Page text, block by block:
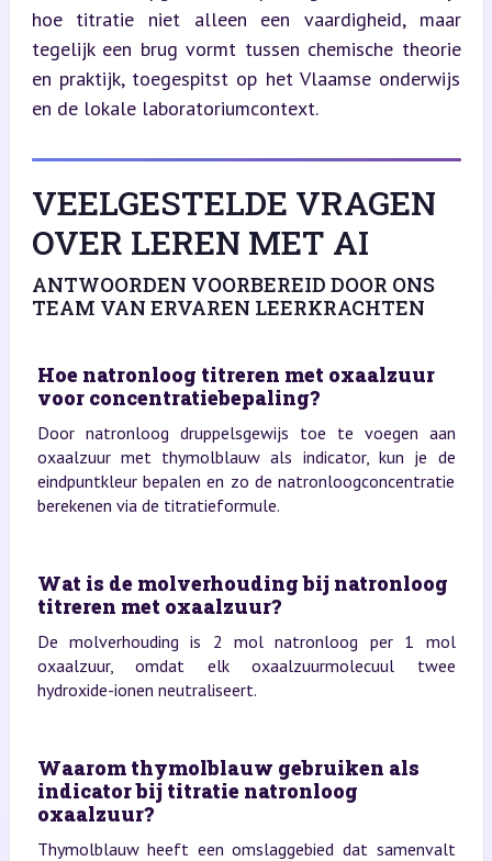
hoe titratie niet alleen een vaardigheid, maar
tegelijk een brug vormt tussen chemische theorie
en praktijk, toegespitst op het Vlaamse onderwijs
en de lokale laboratoriumcontext.
VEELGESTELDE VRAGEN
OVER LEREN MET AI
ANTWOORDEN VOORBEREID DOOR ONS
TEAM VAN ERVAREN LEERKRACHTEN
Hoe natronloog titreren met oxaalzuur
voor concentratiebepaling?
Door natronloog druppelsgewijs toe te voegen aan
oxaalzuur met thymolblauw als indicator, kun je de
eindpuntkleur bepalen en zo de natronloogconcentratie
berekenen via de titratieformule.
Wat is de molverhouding bij natronloog
titreren met oxaalzuur?
De molverhouding is 2 mol natronloog per 1 mol
oxaalzuur, omdat elk oxaalzuurmolecuul twee
hydroxide-ionen neutraliseert.
Waarom thymolblauw gebruiken als
indicator bij titratie natronloog
oxaalzuur?
Thymolblauw heeft een omslaggebied dat samenvalt